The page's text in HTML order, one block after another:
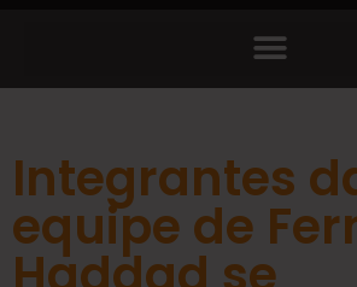
Integrantes
equipe de